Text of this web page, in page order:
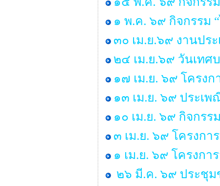
๑ พ.ค. ๖๙ กิจกรรม
๓๐ เม.ย.๖๙ งานปร
๒๔ เม.ย.๖๙ วันเท
๑๗ เม.ย. ๖๙ โครง
๑๓ เม.ย. ๖๙ ประเ
๑๐ เม.ย. ๖๙ กิจกร
๓ เม.ย. ๖๙ โครงก
๑ เม.ย. ๖๙ โครงก
๒๖ มี.ค. ๖๙ ประชุม